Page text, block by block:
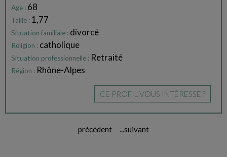
Age : 68
Taille : 1,77
Situation familiale : divorcé
Religion : catholique
Situation professionnelle : Retraité
Région : Rhône-Alpes
CE PROFIL VOUS INTÉRESSE ?
précédent ...suivant